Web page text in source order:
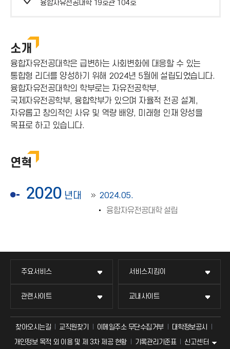
번
융합자유전공대학 19호관 104호
소개
융합자유전공대학은 급변하는 사회변화에 대응할 수 있는
통합형 리더를 양성하기 위해 2024년 5월에 설립되었습니다.
융합자유전공대학의 학부로는 자유전공학부,
국제자유전공학부, 융합학부가 있으며 자율적 전공 설계,
자유롭고 창의적인 사유 및 역량 배양, 미래형 인재 양성을
목표로 하고 있습니다.
연혁
2020 년대
2024.05.
융합자유전공대학 설립
주요서비스 서비스지킴이
관련사이트 교내사이트
찾아오시는길 교직원찾기 이메일주소 무단수집거부
대학정보공시
개인정보 목적 외 이용 및 제 3차 제공 현황
기록관리기준표 신고센터